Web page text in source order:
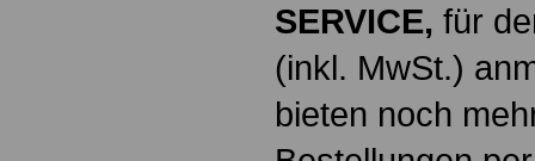
SERVICE, für
(inkl. MwSt.)
bieten noch